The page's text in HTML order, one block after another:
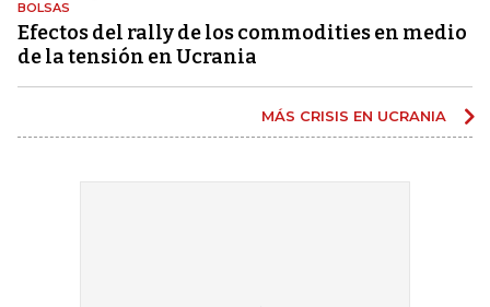
BOLSAS
Efectos del rally de los commodities en medio
de la tensión en Ucrania
MÁS CRISIS EN UCRANIA